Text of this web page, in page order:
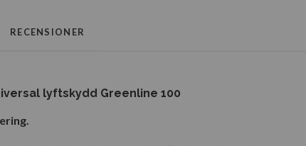
RECENSIONER
lyftskydd Greenline 100